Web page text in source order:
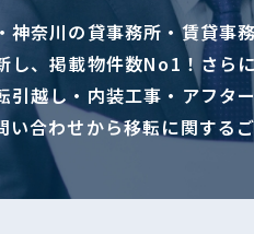
神奈川の貸事務所・賃貸事
し、掲載物件数No1！さら
引越し・内装工事・アフタ
い合わせから移転に関する